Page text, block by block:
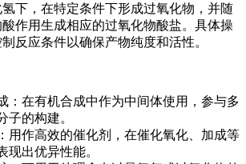
下，在特定条件下形成过氧化物，并随
作用生成相应的过氧化物酸盐。具体操
反应条件以确保产物纯度和活性。
：在有机合成中作为中间体使用，参与多
子的构建。
用作高效的催化剂，在催化氧化、加成等
现出优异性能。